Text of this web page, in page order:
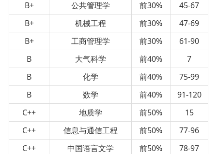
B+
公共管理学 前30%
45-67
B+
机械工程 前30%
47-69
B+
工商管理学 前30%
61-90
B
大气科学 前40%
7
B
化学 前40%
75-99
B
数学 前40%
91-120
C++
地质学 前50%
15
C++
信息与通信工程 前50%
77-96
C++
中国语言文学 前50%
78-97